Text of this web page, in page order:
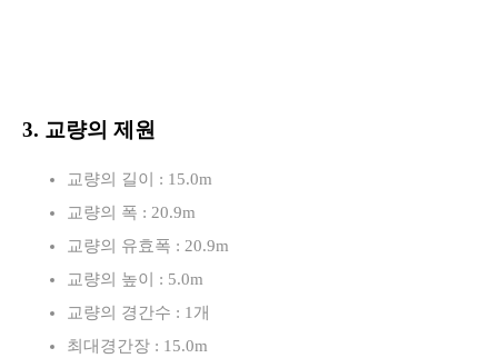
3. 교량의 제원
교량의 길이 : 15.0m
교량의 폭 : 20.9m
교량의 유효폭 : 20.9m
교량의 높이 : 5.0m
교량의 경간수 : 1개
최대경간장 : 15.0m